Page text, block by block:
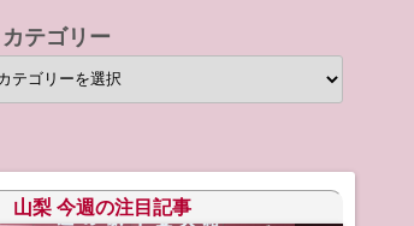
テル
カテゴリー
カ
梨 今週の注目記事